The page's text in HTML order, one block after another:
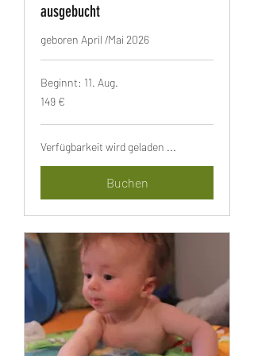
ausgebucht
geboren April /Mai 2026
Beginnt: 11. Aug.
149
Euro
149 €
Verfügbarkeit wird geladen ...
Buchen